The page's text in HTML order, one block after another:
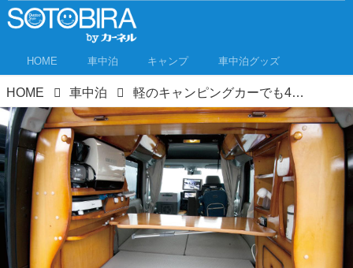
HOME 車中泊 キャンプ 車中泊グッズ
HOME 車中泊 軽のキャンピングカーでも4人就寝を実現！【キャンピングカーレポートFile.2】